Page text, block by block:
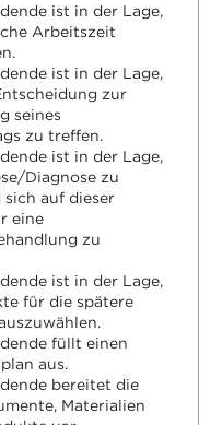
ist in der Lage,
Arbeitszeit
ist in der Lage,
zur
seines
zu treffen.
ist in der Lage,
Diagnose zu
auf dieser
eine
zu
ist in der Lage,
für die spätere
füllt einen
aus.
bereitet die
Materialien